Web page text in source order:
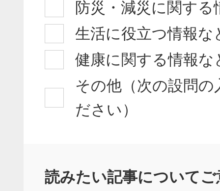
防災・減災に関する
生活に役立つ情報な
健康に関する情報な
その他（次の設問
ださい）
読みたい記事について